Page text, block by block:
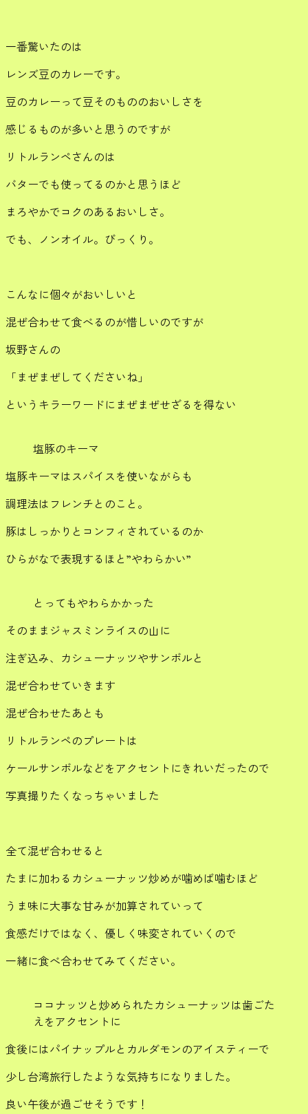
一番驚いたのは
レンズ豆のカレーです。
豆のカレーって豆そのもののおいしさを
感じるものが多いと思うのですが
リトルランペさんのは
バターでも使ってるのかと思うほど
まろやかでコクのあるおいしさ。
でも、ノンオイル。びっくり。
こんなに個々がおいしいと
混ぜ合わせて食べるのが惜しいのですが
坂野さんの
「まぜまぜしてくださいね」
というキラーワードにまぜまぜせざるを得ない
塩豚のキーマ
塩豚キーマはスパイスを使いながらも
調理法はフレンチとのこと。
豚はしっかりとコンフィされているのか
ひらがなで表現するほと”やわらかい”
とってもやわらかかった
そのままジャスミンライスの山に
注ぎ込み、カシューナッツやサンボルと
混ぜ合わせていきます
混ぜ合わせたあとも
リトルランペのプレートは
ケールサンボルなどをアクセントにきれいだったので
写真撮りたくなっちゃいました
全て混ぜ合わせると
たまに加わるカシューナッツ炒めが噛めば噛むほど
うま味に大事な甘みが加算されていって
食感だけではなく、優しく味変されていくので
一緒に食べ合わせてみてください。
ココナッツと炒められたカシューナッツは歯ごた
えをアクセントに
食後にはパイナップルとカルダモンのアイスティーで
少し台湾旅行したような気持ちになりました。
良い午後が過ごせそうです！